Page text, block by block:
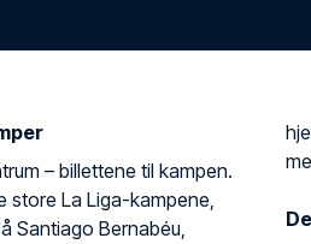
– billettene til kampen.
store La Liga-kampene,
Santiago Bernabéu,